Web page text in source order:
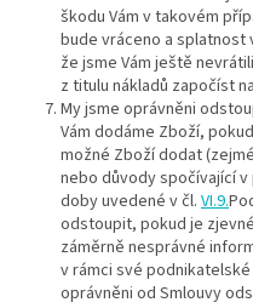
škodu Vám v takovém
bude vráceno a splatnost
že jsme Vám ještě
z titulu nákladů započíst
My jsme oprávněni
Vám dodáme Zboží,
možné Zboží dodat
nebo důvody spočívající
doby uvedené v čl. VI.9.
odstoupit, pokud je
záměrně nesprávné
v rámci své
oprávněni od Smlouvy